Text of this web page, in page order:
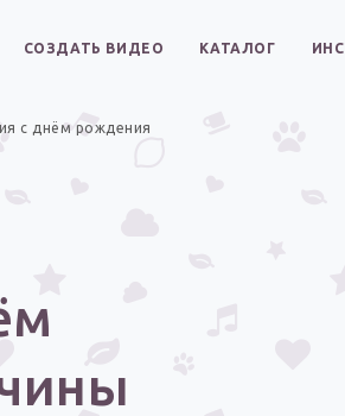
СОЗДАТЬ ВИДЕО КАТАЛОГ
с днём рождения